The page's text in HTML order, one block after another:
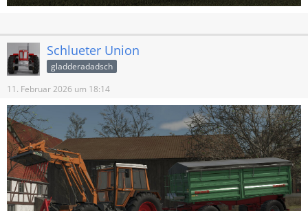
Schlueter Union
gladderadadsch
11. Februar 2026 um 18:14